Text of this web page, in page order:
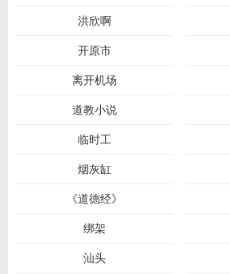
洪欣啊
开原市
离开机场
道教小说
临时工
烟灰缸
《道德经》
绑架
汕头